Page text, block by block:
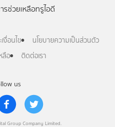
us
Group Company Limited.
รช่วยเหลือทรูไอดี
งื่อนไข
นโยบายความเป็นส่วนตัว
ลือ
ติดต่อเรา